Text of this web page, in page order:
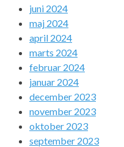
juni 2024
maj 2024
april 2024
marts 2024
februar 2024
januar 2024
december 2023
november 2023
oktober 2023
september 2023